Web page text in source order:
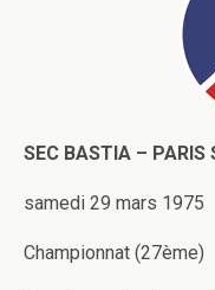
SEC BASTIA – PARIS
samedi 29 mars 1975
Championnat (27ème)